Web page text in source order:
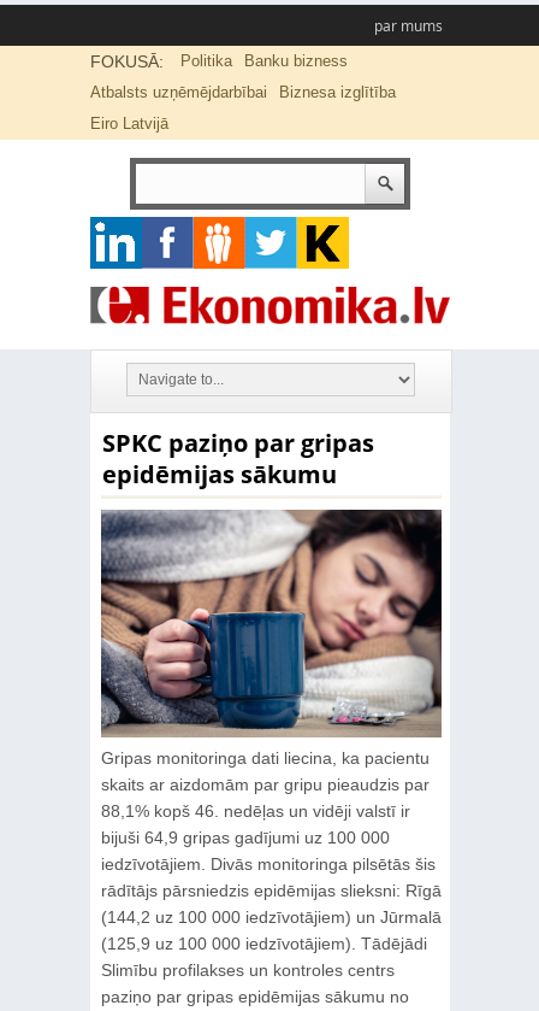
par mums
FOKUSĀ: Politika
Banku bizness
Atbalsts uzņēmējdarbībai
Biznesa izglītība
Eiro Latvijā
SPKC paziņo par gripas
epidēmijas sākumu
Gripas monitoringa dati liecina, ka pacientu
skaits ar aizdomām par gripu pieaudzis par
88,1% kopš 46. nedēļas un vidēji valstī ir
bijuši 64,9 gripas gadījumi uz 100 000
iedzīvotājiem. Divās monitoringa pilsētās šis
rādītājs pārsniedzis epidēmijas slieksni: Rīgā
(144,2 uz 100 000 iedzīvotājiem) un Jūrmalā
(125,9 uz 100 000 iedzīvotājiem). Tādējādi
Slimību profilakses un kontroles centrs
paziņo par gripas epidēmijas sākumu no